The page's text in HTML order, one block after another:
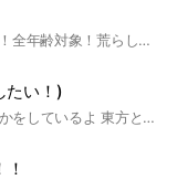
にする ガイドラ
さい❌️） その他の
まで読
らは、中でお会い
下手#霊夢#魔理沙
ワード#東方ロス
郷#異形郷#博麗神
イラストコンテス
みんなで東方のイラスト描きましょ！全年齢対象！荒らし・即抜け・無言退出は通報とさせていただきます。雑談ありですｯｯｯｯｯ!! ★アイコンの説明★ ［アイコンにしても良い画像］ ③自分が使用権利を持っている画像 ⑧道徳的に問題ない画像（グロ、ホラー、卑猥、商業、強い思想、その他諸々が含まれないもの） ［アイコンにしてはあかん画像］ 言うなれば上の条件を一つも満たしていない画像。 一応、ロストワード等のソシャゲの絵はアイコンにしてはいかんぞ。 とにかく他の人が不快にならないよう、楽しいオープンチャットライフを送りましょ〜💪
たい！)
やぁ、目が合ったね(？) 主は編集とかをしているよ 東方とか太鼓の達人とか好きだよ〜 いっぱい褒められたi…(殴) 編集技術磨きたいし教えたりもしたいから助け合いってことでこのオプを作ったよ それで俺のファン達はいるのか、 そしてこのオプに入るのかな 主の裏情報を少し話したりプライベートなこともたまに話すしもちろん 編集などについてのお話とか動画の 送り合いとか色々あるから是非 入ってくれると嬉しいです！ 誰でも気軽に入ってきてね！